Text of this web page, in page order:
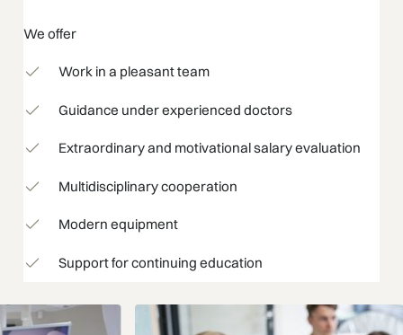
We offer
Work in a pleasant team
Guidance under experienced doctors
Extraordinary and motivational salary evaluation
Multidisciplinary cooperation
Modern equipment
Support for continuing education